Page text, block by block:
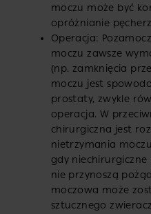
moczu może być
opróżnianie
Operacja:
moczu zawsze
(np. zamknięcia
moczu jest
prostaty, zwykle
operacja. W
chirurgiczna jest
nietrzymania
gdy niechirurgiczne
nie przynoszą
moczowa może
sztucznego